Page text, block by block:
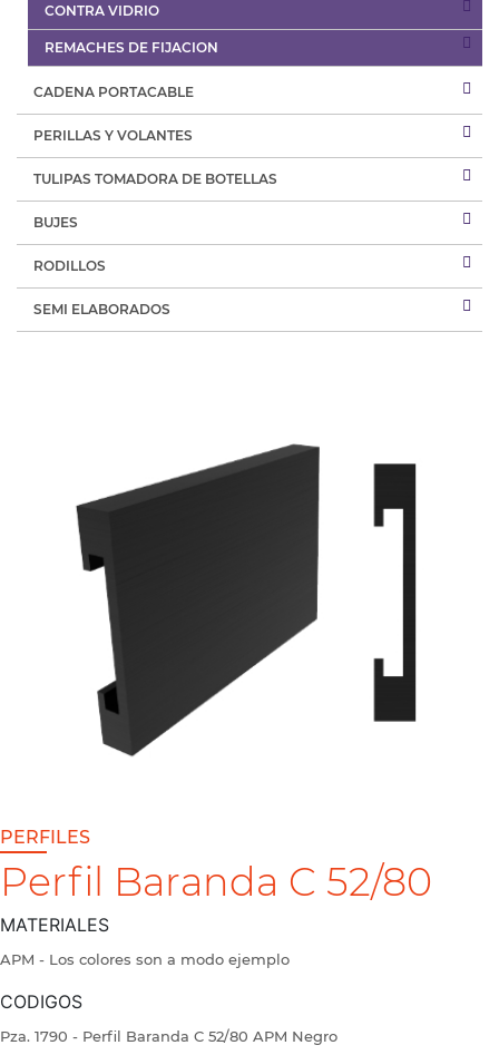
CONTRA VIDRIO
REMACHES DE FIJACION
CADENA PORTACABLE
PERILLAS Y VOLANTES
TULIPAS TOMADORA DE BOTELLAS
BUJES
RODILLOS
SEMI ELABORADOS
PERFILES
Perfil Baranda C 52/80
MATERIALES
APM - Los colores son a modo ejemplo
CODIGOS
Pza. 1790 - Perfil Baranda C 52/80 APM Negro